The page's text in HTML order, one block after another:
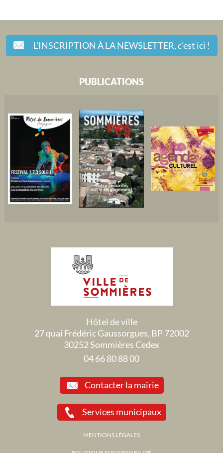
L'INSCRIPTION À LA NEWSLETTER,c'est ici !
PUBLICATIONS
Hôtel de ville
27 quai Frédéric Gaussorgues, BP 72002
30252 Sommières Cedex
04 66 80 88 00
Contacter la mairie
Services municipaux
MENTIONS LÉGALES